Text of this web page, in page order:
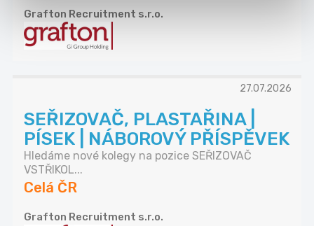
Grafton Recruitment s.r.o.
27.07.2026
SEŘIZOVAČ, PLASTAŘINA |
PÍSEK | NÁBOROVÝ PŘÍSPĚVEK
Hledáme nové kolegy na pozice SEŘIZOVAČ
VSTŘIKOL...
Celá ČR
Grafton Recruitment s.r.o.